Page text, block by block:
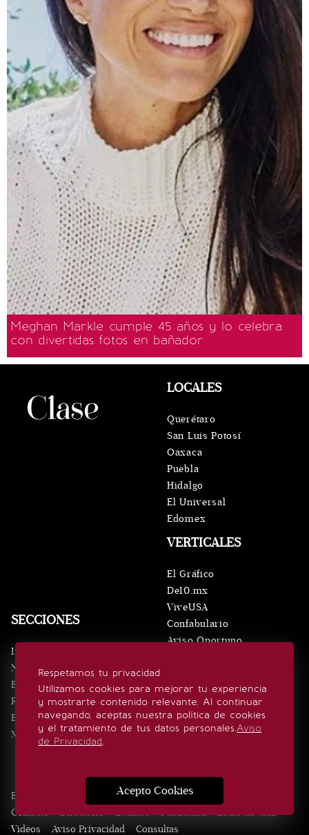
Meghan Markle cumple 45 años y lo celebra
con divertidas fotos en bañador
Respetamos tu privacidad
Utilizamos cookies para mejorar tu experiencia
y mostrarte contenido relevante. Al continuar
navegando, aceptas nuestra política de cookies
y el tratamiento de tus datos personales.Aviso
de Privacidad.
Acepto Cookies
SECCIONES
Inicio
Noticias
Eventos
Realeza
Estilo de vida
Minuto x Minuto
VERTICALES
El Gráfico
De10.mx
ViveUSA
Confabulario
Aviso Oportuno
LOCALES
Querétaro
San Luis Potosí
Oaxaca
Puebla
Hidalgo
El Universal
Edomex
SÍGUENOS
Edición Impresa Noticias Quiénes somos
Contacto
Directorio Eventos Publicidad
Estilo de vida
Videos
Aviso Privacidad Consultas